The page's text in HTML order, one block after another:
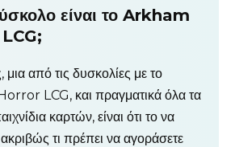
είναι το Arkham
από τις δυσκολίες με το
LCG, και πραγματικά όλα τα
καρτών, είναι ότι το να
τι πρέπει να αγοράσετε